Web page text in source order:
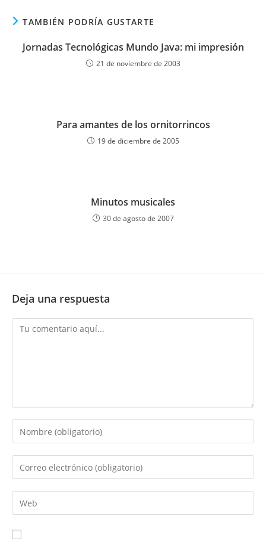
TAMBIÉN PODRÍA GUSTARTE
Jornadas Tecnológicas Mundo Java: mi impresión
21 de noviembre de 2003
Para amantes de los ornitorrincos
19 de diciembre de 2005
Minutos musicales
30 de agosto de 2007
Deja una respuesta
Comentario
Introduce
tu
nombre
de
usuario
para
Introduce
tu
dirección
de
electrónico
Introduce
la
URL